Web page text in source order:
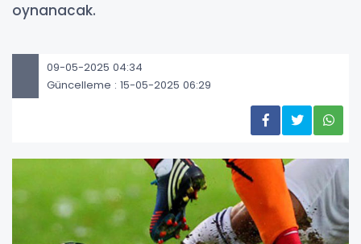
oynanacak.
09-05-2025 04:34
Güncelleme : 15-05-2025 06:29